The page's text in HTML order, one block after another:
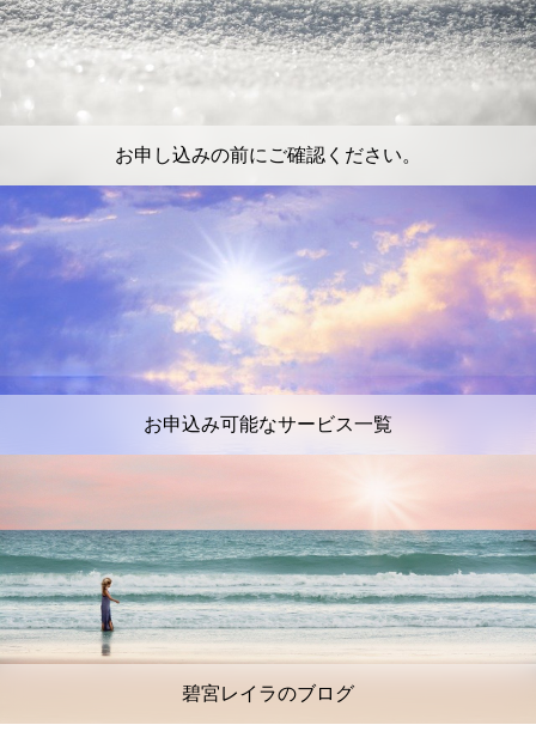
お申し込みの前にご確認ください。
お申込み可能なサービス一覧
碧宮レイラのブログ